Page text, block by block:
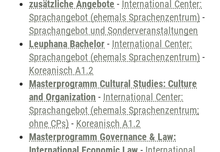
zusätzliche Angebote - International Center:
Sprachangebot (ehemals Sprachenzentrum) -
Sprachangebot und Sonderveranstaltungen
Leuphana Bachelor - International Center:
Sprachangebot (ehemals Sprachenzentrum) -
Koreanisch A1.2
Masterprogramm Cultural Studies: Culture
and Organization - International Center:
Sprachangebot (ehemals Sprachenzentrum;
ohne CPs) - Koreanisch A1.2
Masterprogramm Governance & Law: